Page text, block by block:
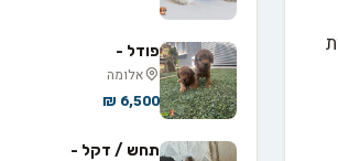
פודל -
אלומה
6,500 ₪
תחש / דקל -